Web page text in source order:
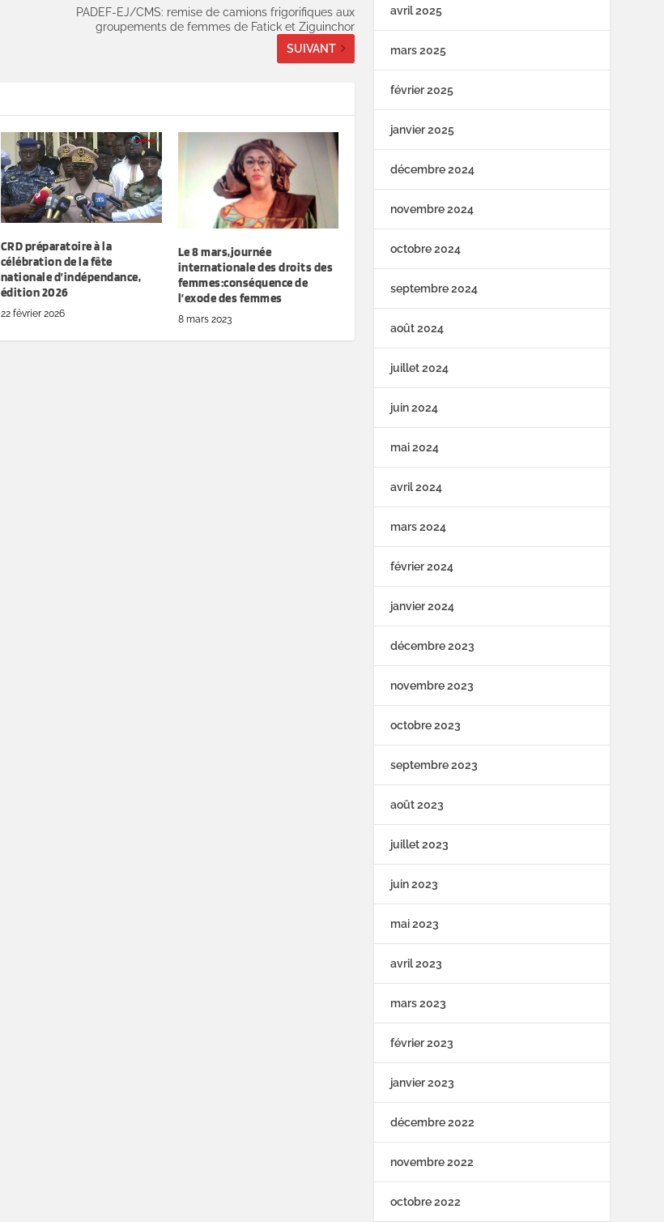
PADEF-EJ/CMS: remise de camions frigorifiques aux
groupements de femmes de Fatick et Ziguinchor
SUIVANT
CRD préparatoire à la
célébration de la fête
nationale d’indépendance,
édition 2026
22 février 2026
Le 8 mars,journée
internationale des droits des
femmes:conséquence de
l’exode des femmes
8 mars 2023
avril 2025
mars 2025
février 2025
janvier 2025
décembre 2024
novembre 2024
octobre 2024
septembre 2024
août 2024
juillet 2024
juin 2024
mai 2024
avril 2024
mars 2024
février 2024
janvier 2024
décembre 2023
novembre 2023
octobre 2023
septembre 2023
août 2023
juillet 2023
juin 2023
mai 2023
avril 2023
mars 2023
février 2023
janvier 2023
décembre 2022
novembre 2022
octobre 2022